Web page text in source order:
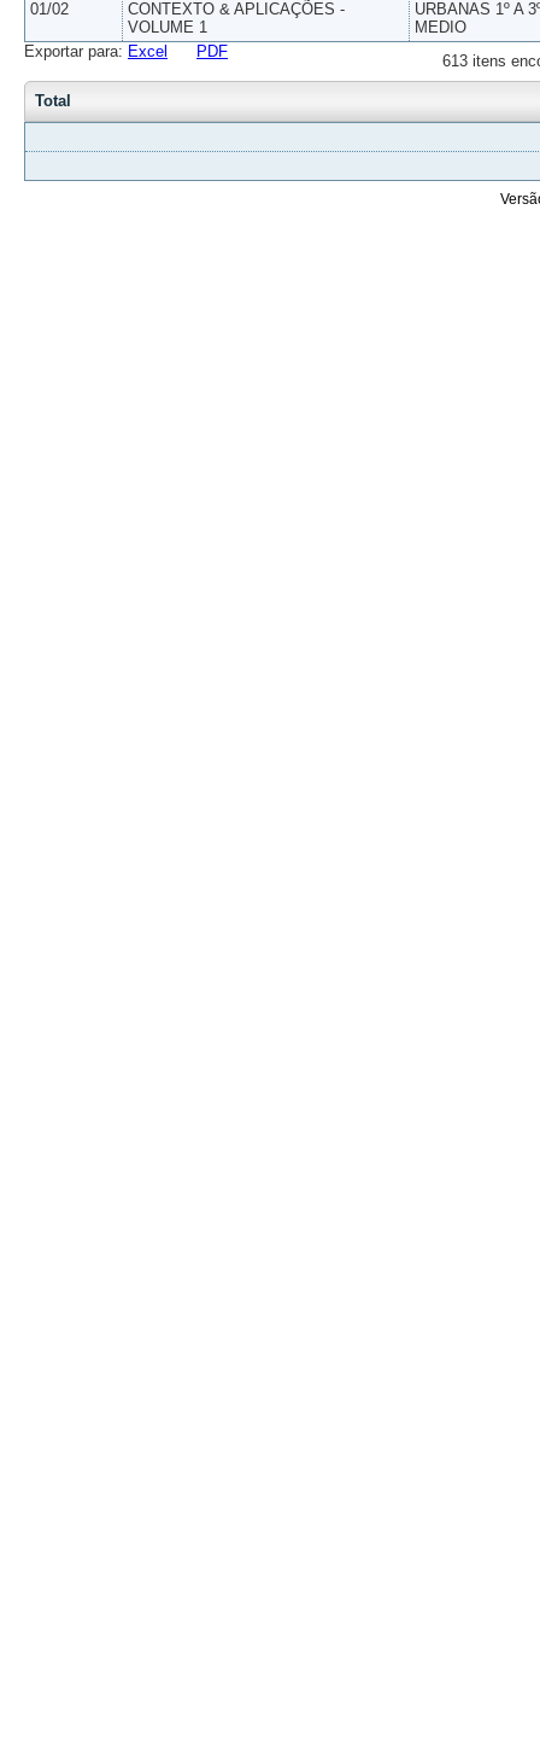
01/02
CONTEXTO & APLICAÇÕES -
VOLUME 1
URBANAS 1º A
MEDIO
613 itens
Exportar para: Excel PDF
Total